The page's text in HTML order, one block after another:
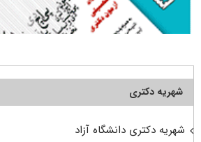
شهریه دکتری
شهریه دکتری دانشگاه آزاد